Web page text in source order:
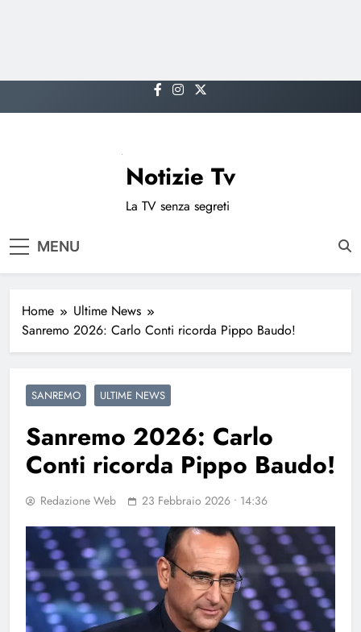
to
Notizie Tv
La TV senza segreti
MENU
Home
Ultime News
Sanremo 2026: Carlo Conti ricorda Pippo Baudo!
SANREMO ULTIME NEWS
Sanremo 2026: Carlo
Conti ricorda Pippo Baudo!
Redazione Web 23 Febbraio 2026 • 14:36